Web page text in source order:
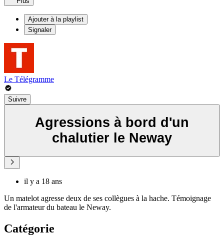
Ajouter à la playlist
Signaler
Le Télégramme
Suivre
Agressions à bord d'un
chalutier le Neway
il y a 18 ans
Un matelot agresse deux de ses collègues à la hache. Témoignage
de l'armateur du bateau le Neway.
Catégorie